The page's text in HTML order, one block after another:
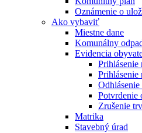
Oznámenie o
Ako vybaviť
Miestne dane
Komunálny
Evidencia
Prihlásenie
Potvrdenie
Zrušenie
Matrika
Stavebný úrad